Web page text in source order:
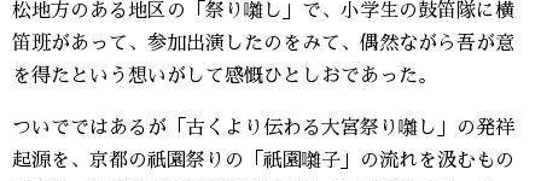
松地方のある地区の「祭り囃し」で、小学生の鼓笛隊に横
笛班があって、参加出演したのをみて、偶然ながら吾が意
を得たという想いがして感慨ひとしおであった。
ついでではあるが「古くより伝わる大宮祭り囃し」の発祥
起源を、京都の祇園祭りの「祇園囃子」の流れを汲むもの